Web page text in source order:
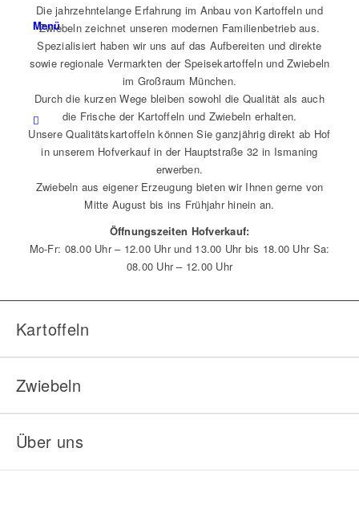
Menü
Die jahrzehntelange Erfahrung im Anbau von Kartoffeln und
Zwiebeln zeichnet unseren modernen Familienbetrieb aus.
Spezialisiert haben wir uns auf das Aufbereiten und direkte
sowie regionale Vermarkten der Speisekartoffeln und Zwiebeln
im Großraum München.
Durch die kurzen Wege bleiben sowohl die Qualität als auch
die Frische der Kartoffeln und Zwiebeln erhalten.
Unsere Qualitätskartoffeln können Sie ganzjährig direkt ab Hof
in unserem Hofverkauf in der Hauptstraße 32 in Ismaning
erwerben.
Zwiebeln aus eigener Erzeugung bieten wir Ihnen gerne von
Mitte August bis ins Frühjahr hinein an.
Öffnungszeiten Hofverkauf:
Mo-Fr: 08.00 Uhr – 12.00 Uhr und 13.00 Uhr bis 18.00 Uhr Sa:
08.00 Uhr – 12.00 Uhr
Kartoffeln
Zwiebeln
Über uns